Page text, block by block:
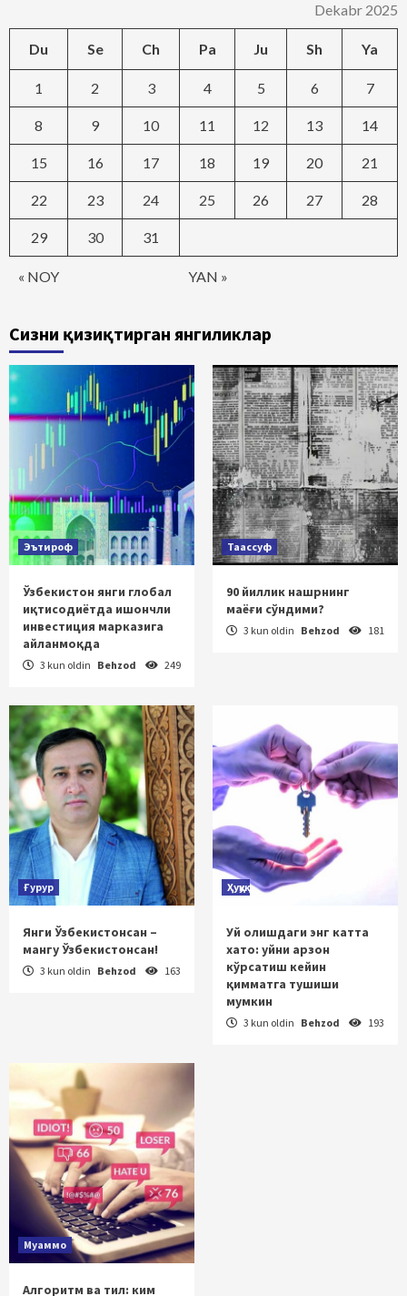
Dekabr 2025
Du Se Ch Pa Ju Sh Ya
« NOY YAN »
1 2 3 4 5 6 7
8 9 10 11 12 13 14
15 16 17 18 19 20 21
22 23 24 25 26 27 28
29 30 31
Сизни қизиқтирган янгиликлар
Эътироф
Ўзбекистон янги глобал
иқтисодиётда ишончли
инвестиция марказига
айланмоқда
3 kun oldin Behzod 249
Таассуф
90 йиллик нашрнинг
маёғи сўндими?
3 kun oldin Behzod 181
Ғурур
Янги Ўзбекистонсан –
мангу Ўзбекистонсан!
3 kun oldin Behzod 163
Ҳуқуқ
Уй олишдаги энг катта
хато: уйни арзон
кўрсатиш кейин
қимматга тушиши
мумкин
3 kun oldin Behzod 193
Муаммо
Алгоритм ва тил: ким